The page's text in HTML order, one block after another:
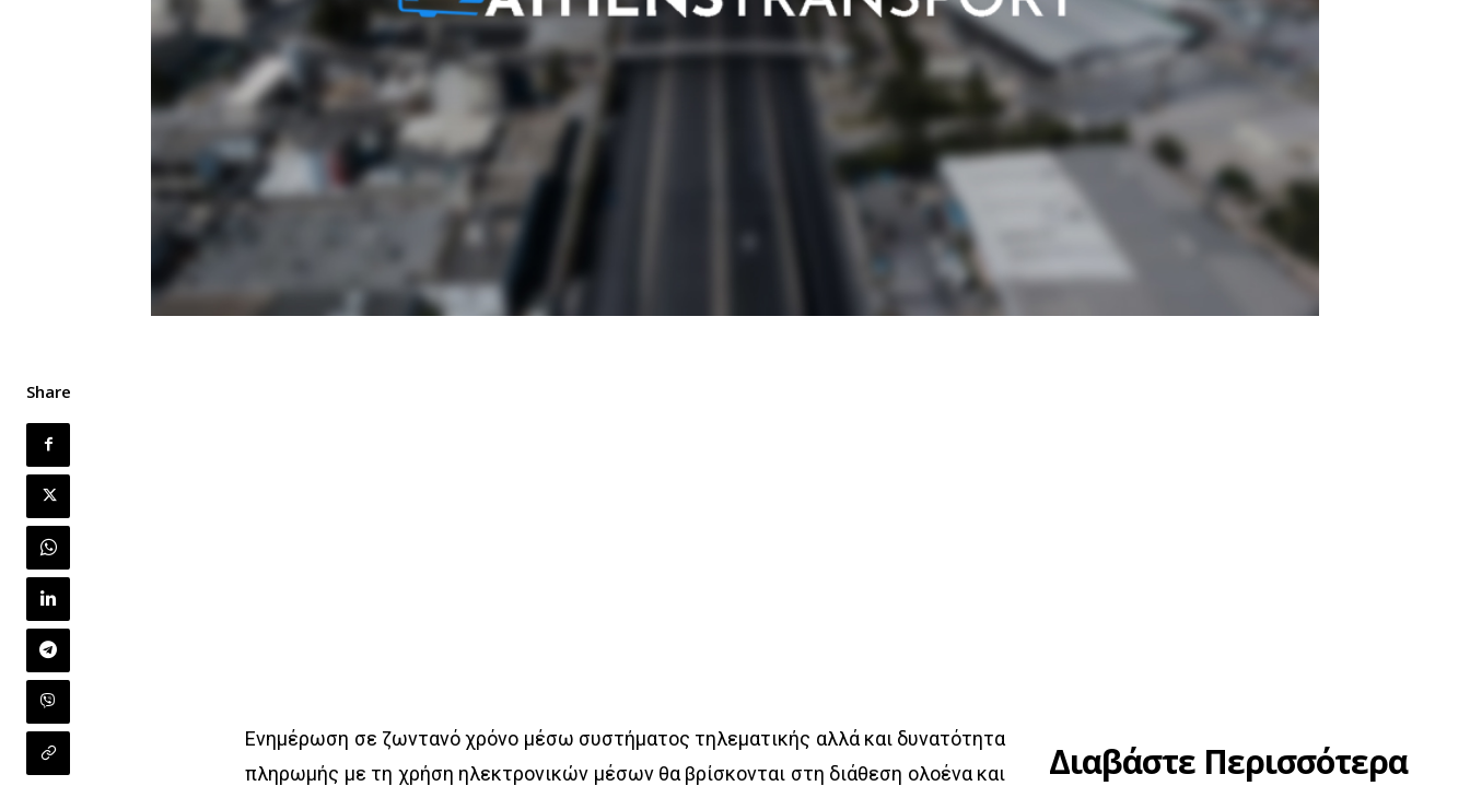
Share
Ενημέρωση σε ζωντανό χρόνο μέσω συστήματος τηλεματικής αλλά και δυνατότητα
πληρωμής με τη χρήση ηλεκτρονικών μέσων θα βρίσκονται στη διάθεση ολοένα και
Διαβάστε Περισσότερα